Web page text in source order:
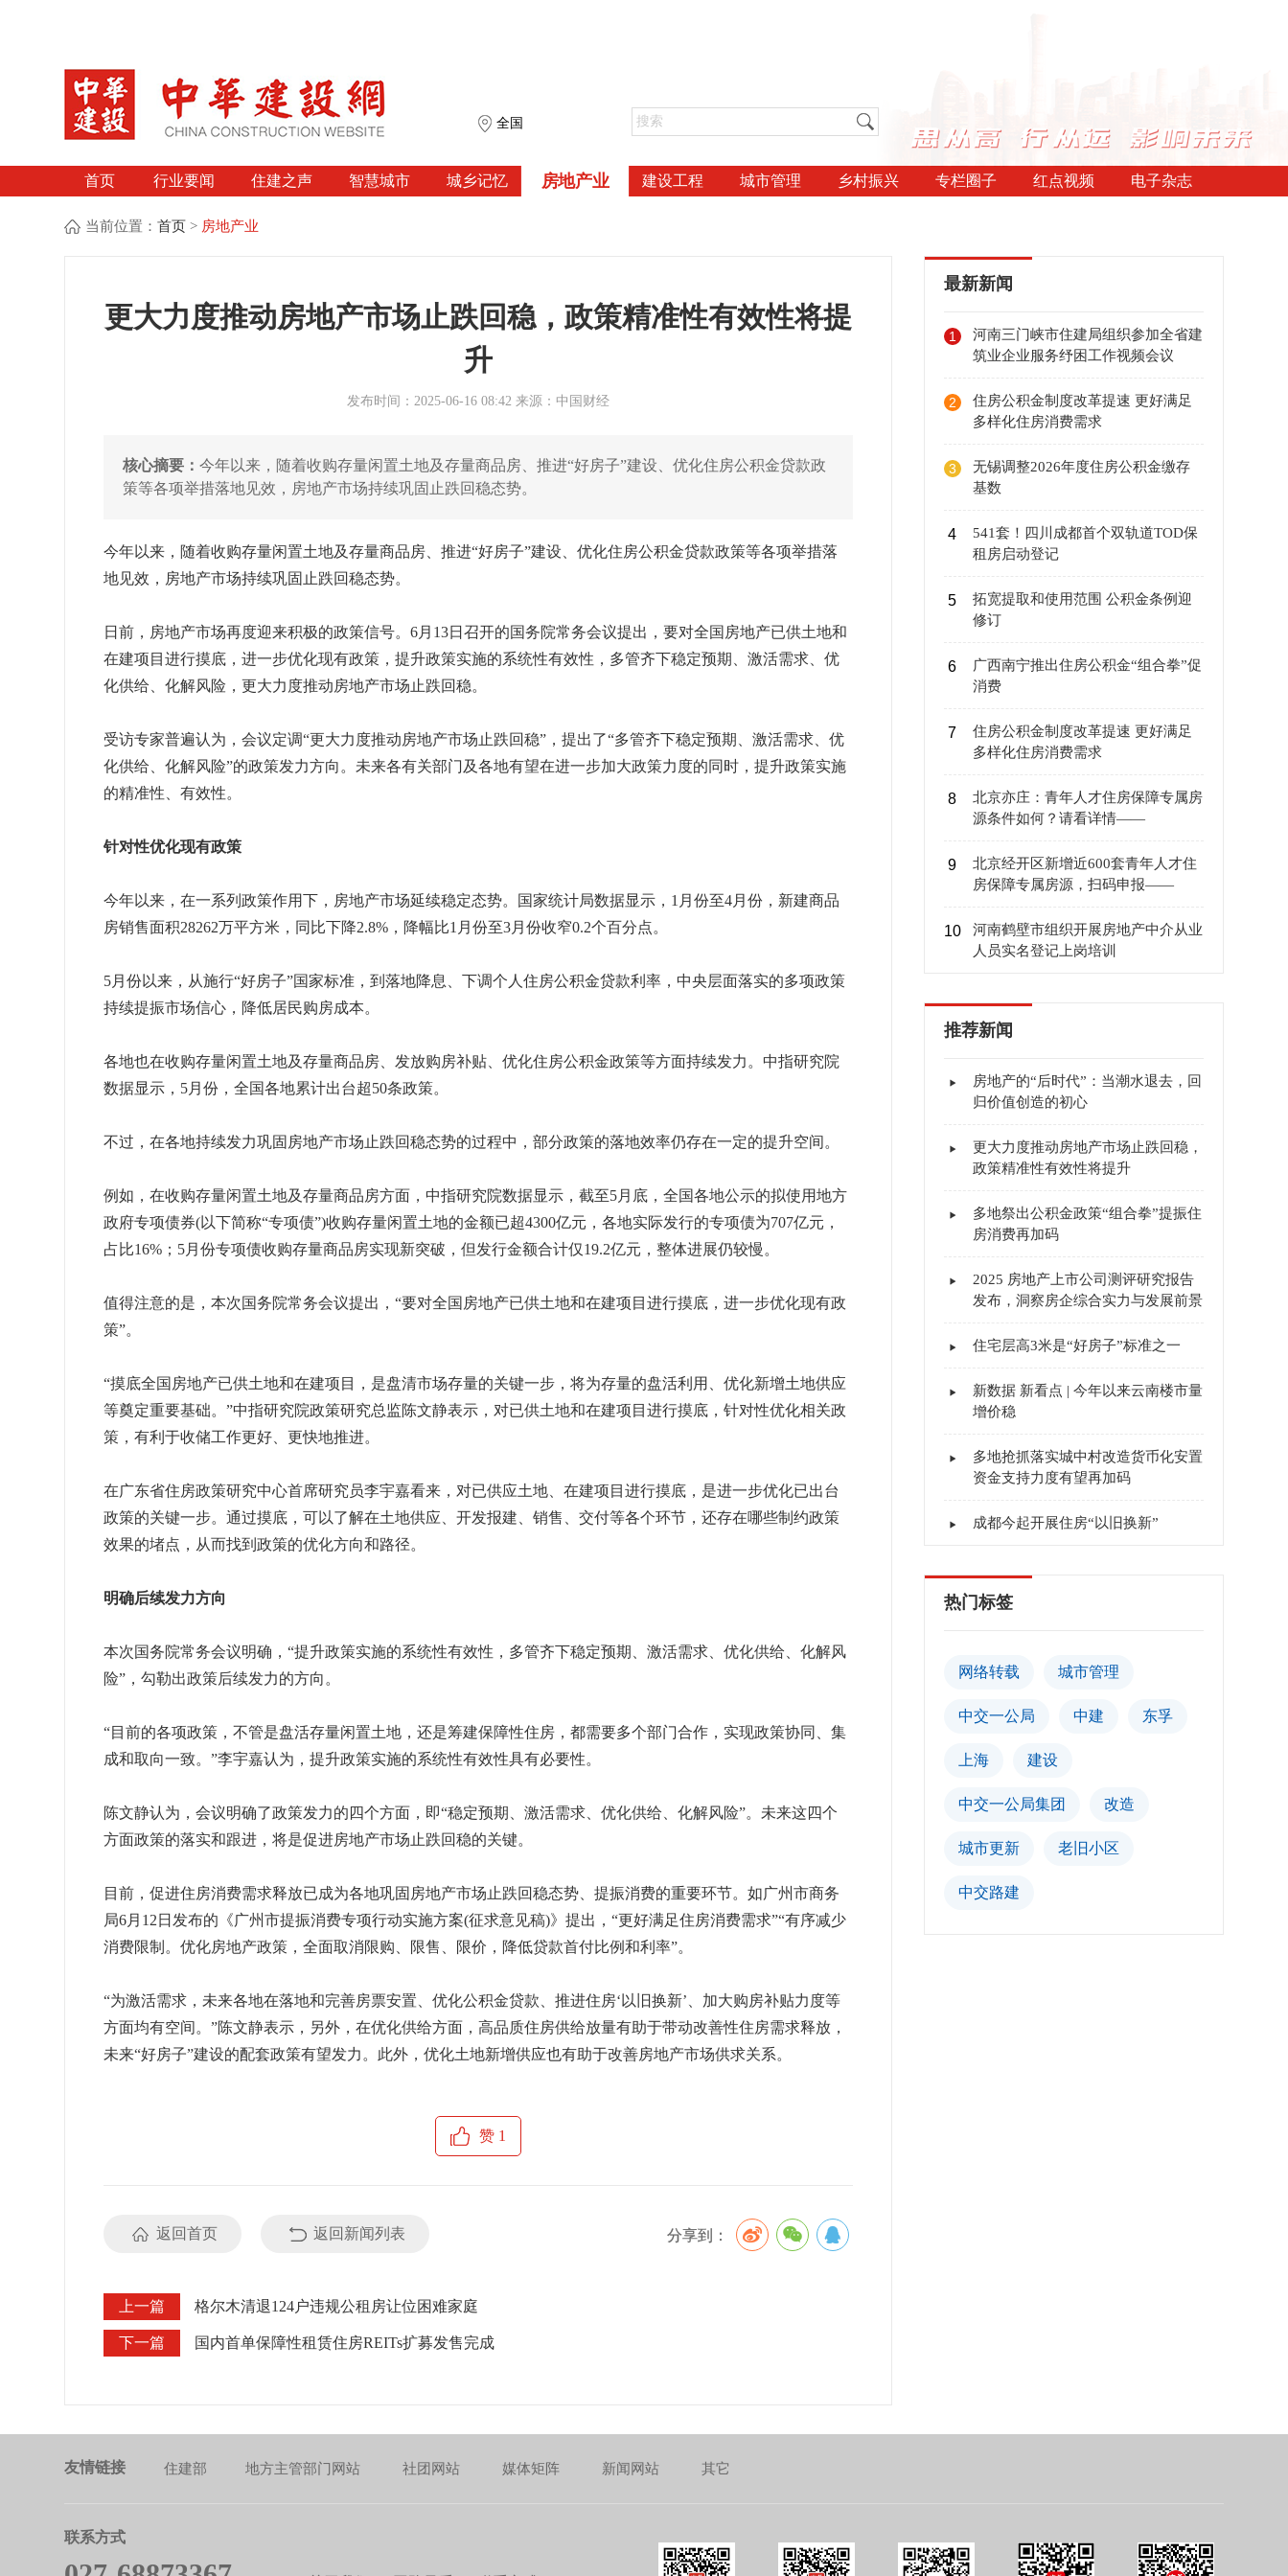
全国
首页 行业要闻 住建之声 智慧城市 城乡记忆 房地产业 建设工程 城市管理 乡村振兴 专栏圈子 红点视频 电子杂志
当前位置：首页 > 房地产业
更大力度推动房地产市场止跌回稳，政策精准性有效性将提
升
发布时间：2025-06-16 08:42 来源：中国财经
核心摘要：今年以来，随着收购存量闲置土地及存量商品房、推进“好房子”建设、优化住房公积金贷款政
策等各项举措落地见效，房地产市场持续巩固止跌回稳态势。
今年以来，随着收购存量闲置土地及存量商品房、推进“好房子”建设、优化住房公积金贷款政策等各项举措落
地见效，房地产市场持续巩固止跌回稳态势。
日前，房地产市场再度迎来积极的政策信号。6月13日召开的国务院常务会议提出，要对全国房地产已供土地和
在建项目进行摸底，进一步优化现有政策，提升政策实施的系统性有效性，多管齐下稳定预期、激活需求、优
化供给、化解风险，更大力度推动房地产市场止跌回稳。
受访专家普遍认为，会议定调“更大力度推动房地产市场止跌回稳”，提出了“多管齐下稳定预期、激活需求、优
化供给、化解风险”的政策发力方向。未来各有关部门及各地有望在进一步加大政策力度的同时，提升政策实施
的精准性、有效性。
针对性优化现有政策
今年以来，在一系列政策作用下，房地产市场延续稳定态势。国家统计局数据显示，1月份至4月份，新建商品
房销售面积28262万平方米，同比下降2.8%，降幅比1月份至3月份收窄0.2个百分点。
5月份以来，从施行“好房子”国家标准，到落地降息、下调个人住房公积金贷款利率，中央层面落实的多项政策
持续提振市场信心，降低居民购房成本。
各地也在收购存量闲置土地及存量商品房、发放购房补贴、优化住房公积金政策等方面持续发力。中指研究院
数据显示，5月份，全国各地累计出台超50条政策。
不过，在各地持续发力巩固房地产市场止跌回稳态势的过程中，部分政策的落地效率仍存在一定的提升空间。
例如，在收购存量闲置土地及存量商品房方面，中指研究院数据显示，截至5月底，全国各地公示的拟使用地方
政府专项债券(以下简称“专项债”)收购存量闲置土地的金额已超4300亿元，各地实际发行的专项债为707亿元，
占比16%；5月份专项债收购存量商品房实现新突破，但发行金额合计仅19.2亿元，整体进展仍较慢。
值得注意的是，本次国务院常务会议提出，“要对全国房地产已供土地和在建项目进行摸底，进一步优化现有政
策”。
“摸底全国房地产已供土地和在建项目，是盘清市场存量的关键一步，将为存量的盘活利用、优化新增土地供应
等奠定重要基础。”中指研究院政策研究总监陈文静表示，对已供土地和在建项目进行摸底，针对性优化相关政
策，有利于收储工作更好、更快地推进。
在广东省住房政策研究中心首席研究员李宇嘉看来，对已供应土地、在建项目进行摸底，是进一步优化已出台
政策的关键一步。通过摸底，可以了解在土地供应、开发报建、销售、交付等各个环节，还存在哪些制约政策
效果的堵点，从而找到政策的优化方向和路径。
明确后续发力方向
本次国务院常务会议明确，“提升政策实施的系统性有效性，多管齐下稳定预期、激活需求、优化供给、化解风
险”，勾勒出政策后续发力的方向。
“目前的各项政策，不管是盘活存量闲置土地，还是筹建保障性住房，都需要多个部门合作，实现政策协同、集
成和取向一致。”李宇嘉认为，提升政策实施的系统性有效性具有必要性。
陈文静认为，会议明确了政策发力的四个方面，即“稳定预期、激活需求、优化供给、化解风险”。未来这四个
方面政策的落实和跟进，将是促进房地产市场止跌回稳的关键。
目前，促进住房消费需求释放已成为各地巩固房地产市场止跌回稳态势、提振消费的重要环节。如广州市商务
局6月12日发布的《广州市提振消费专项行动实施方案(征求意见稿)》提出，“更好满足住房消费需求”“有序减少
消费限制。优化房地产政策，全面取消限购、限售、限价，降低贷款首付比例和利率”。
“为激活需求，未来各地在落地和完善房票安置、优化公积金贷款、推进住房‘以旧换新’、加大购房补贴力度等
方面均有空间。”陈文静表示，另外，在优化供给方面，高品质住房供给放量有助于带动改善性住房需求释放，
未来“好房子”建设的配套政策有望发力。此外，优化土地新增供应也有助于改善房地产市场供求关系。
赞 1
返回首页 返回新闻列表 分享到：
上一篇 格尔木清退124户违规公租房让位困难家庭
下一篇 国内首单保障性租赁住房REITs扩募发售完成
最新新闻
1
河南三门峡市住建局组织参加全省建
筑业企业服务纾困工作视频会议
2
住房公积金制度改革提速 更好满足
多样化住房消费需求
3
无锡调整2026年度住房公积金缴存
基数
4
541套！四川成都首个双轨道TOD保
租房启动登记
5
拓宽提取和使用范围 公积金条例迎
修订
6
广西南宁推出住房公积金“组合拳”促
消费
7
住房公积金制度改革提速 更好满足
多样化住房消费需求
8
北京亦庄：青年人才住房保障专属房
源条件如何？请看详情——
9
北京经开区新增近600套青年人才住
房保障专属房源，扫码申报——
10
河南鹤壁市组织开展房地产中介从业
人员实名登记上岗培训
推荐新闻
房地产的“后时代”：当潮水退去，回
归价值创造的初心
更大力度推动房地产市场止跌回稳，
政策精准性有效性将提升
多地祭出公积金政策“组合拳”提振住
房消费再加码
2025 房地产上市公司测评研究报告
发布，洞察房企综合实力与发展前景
住宅层高3米是“好房子”标准之一
新数据 新看点 | 今年以来云南楼市量
增价稳
多地抢抓落实城中村改造货币化安置
资金支持力度有望再加码
成都今起开展住房“以旧换新”
热门标签
网络转载 城市管理
中交一公局 中建 东孚
上海 建设
中交一公局集团 改造
城市更新 老旧小区
中交路建
友情链接 住建部 地方主管部门网站 社团网站 媒体矩阵 新闻网站 其它
联系方式